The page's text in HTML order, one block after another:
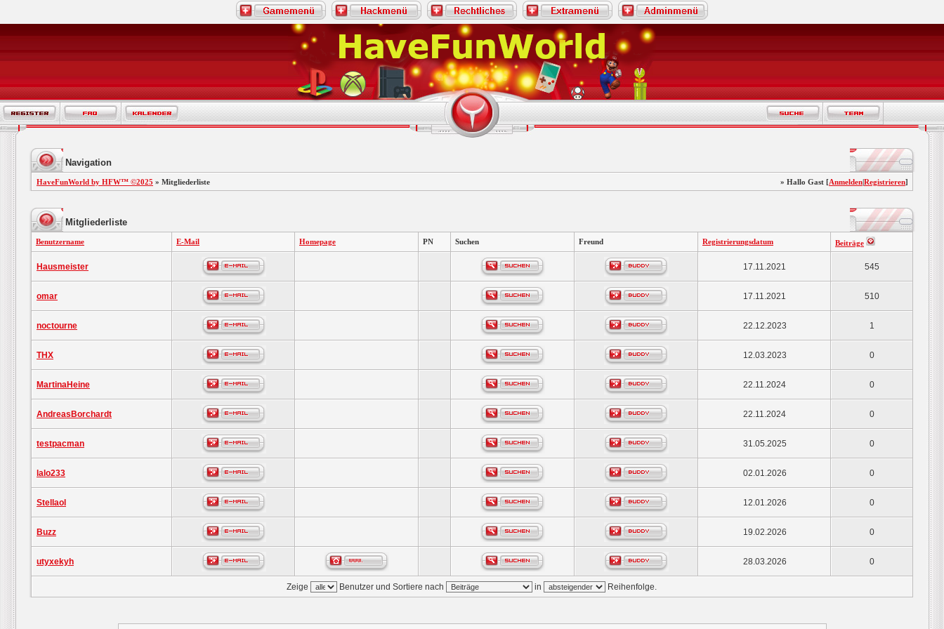
Navigation
HaveFunWorld by HFW™ ©2025 » Mitgliederliste » Hallo Gast [Anmelden|Registrieren]
Mitgliederliste
Benutzername E-Mail Homepage PN Suchen Freund Registrierungsdatum Beiträge
Hausmeister 17.11.2021 545
omar 17.11.2021 510
noctourne 22.12.2023 1
THX 12.03.2023 0
MartinaHeine 22.11.2024 0
AndreasBorchardt 22.11.2024 0
testpacman 31.05.2025 0
lalo233 02.01.2026 0
Stellaol 12.01.2026 0
Buzz 19.02.2026 0
utyxekyh 28.03.2026 0
Zeige Benutzer und Sortiere nach in Reihenfolge.